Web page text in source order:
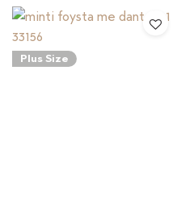
Plus Size